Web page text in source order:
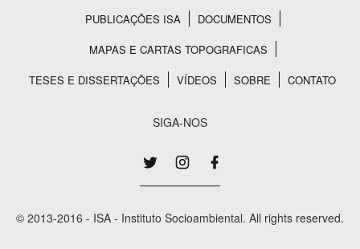
Rodapé
PUBLICAÇÕES ISA
DOCUMENTOS
MAPAS E CARTAS TOPOGRAFICAS
TESES E DISSERTAÇÕES
VÍDEOS SOBRE CONTATO
SIGA-NOS
© 2013-2016 - ISA - Instituto Socioambiental. All rights reserved.